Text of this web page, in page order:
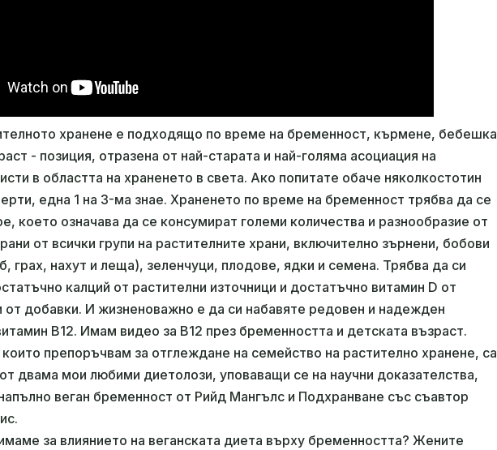
хранене е подходящо по време на бременност, кърмене, бебешка
- позиция, отразена от най-старата и най-голяма асоциация на
в областта на храненето в света. Ако попитате обаче няколкостотин
една 1 на 3-ма знае. Храненето по време на бременност трябва да се
което означава да се консумират големи количества и разнообразие от
от всички групи на растителните храни, включително зърнени, бобови
грах, нахут и леща), зеленчуци, плодове, ядки и семена. Трябва да си
калций от растителни източници и достатъчно витамин D от
от добавки. И жизненоважно е да си набавяте редовен и надежден
B12. Имам видео за B12 през бременността и детската възраст.
препоръчвам за отглеждане на семейство на растително хранене, са
двама мои любими диетолози, уповаващи се на научни доказателства,
веган бременност от Рийд Мангълс и Подхранване със съавтор
за влиянието на веганската диета върху бременността? Жените